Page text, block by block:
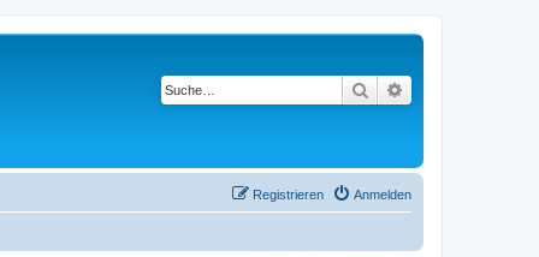
Suche
Anmelden
Registrieren